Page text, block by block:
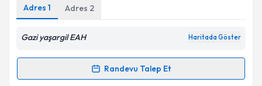
Kişisel verilerimin işlenmesine ilişkin
Metni'ni okudum ve kişisel verilerimin belirtilen
kapsamda işlenmesini kabul ediyorum.
Takvim Talebini Gönder
Adres 1 Adres 2
Gazi yaşargil EAH Haritada Göster
Randevu Talep Et
Randevu Takvimi Talebi